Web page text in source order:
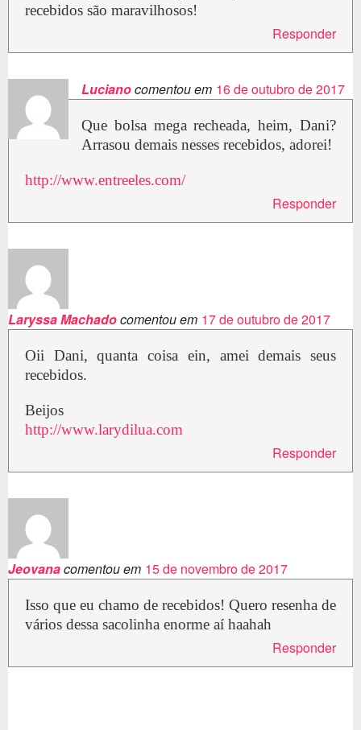
recebidos são maravilhosos!
Responder
Lucianocomentou em 16 de outubro de 2017
Que bolsa mega recheada, heim, Dani?
Arrasou demais nesses recebidos, adorei!
http://www.entreeles.com/
Responder
Laryssa Machadocomentou em 17 de outubro de 2017
Oii Dani, quanta coisa ein, amei demais seus
recebidos.
Beijos
http://www.larydilua.com
Responder
Jeovanacomentou em 15 de novembro de 2017
Isso que eu chamo de recebidos! Quero resenha de
vários dessa sacolinha enorme aí haahah
Responder